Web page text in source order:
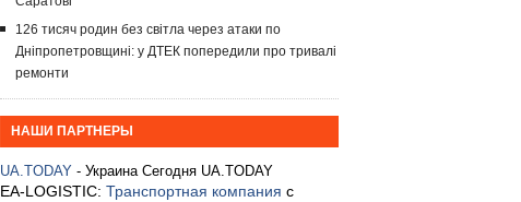
126 тисяч родин без світла через атаки по
Дніпропетровщині: у ДТЕК попередили про тривалі
ремонти
НАШИ ПАРТНЕРЫ
UA.TODAY - Украина Сегодня UA.TODAY
EA-LOGISTIC: Транспортная компания с